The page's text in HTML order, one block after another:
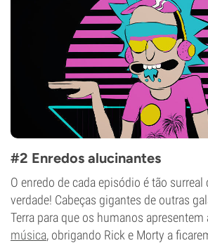
#2 Enredos alucinantes
O enredo de cada episódio é tão surreal
verdade! Cabeças gigantes de outras
Terra para que os humanos apresentem
música, obrigando Rick e Morty a